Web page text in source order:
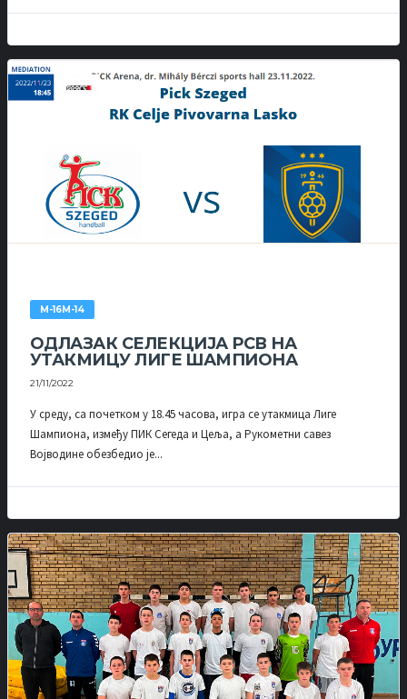
М-16М-14
ОДЛАЗАК СЕЛЕКЦИЈА РСВ НА
УТАКМИЦУ ЛИГЕ ШАМПИОНА
21/11/2022
У среду, са почетком у 18.45 часова, игра се утакмица Лиге
Шампиона, између ПИК Сегеда и Цеља, а Рукометни савез
Војводине обезбедио је...